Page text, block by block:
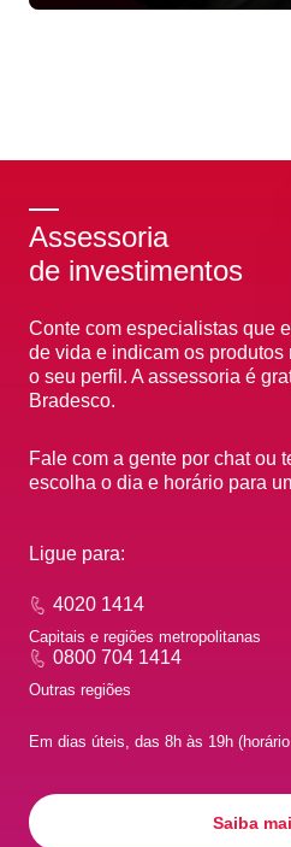
Assessoria
de investimentos
Conte com especialistas que
de vida e indicam os produtos
o seu perfil. A assessoria é
Bradesco.
Fale com a gente por chat ou
escolha o dia e horário para
Ligue para:
4020 1414
Capitais e regiões metropolitanas
0800 704 1414
Outras regiões
Em dias úteis, das 8h às 19h
Saiba